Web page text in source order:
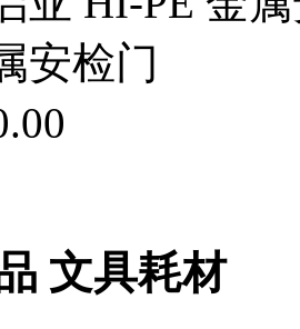
安检门
文具耗材